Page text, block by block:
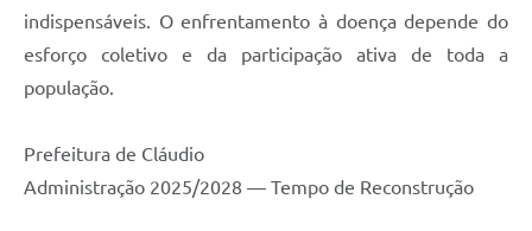
indispensáveis. O enfrentamento à doença depende do
esforço coletivo e da participação ativa de toda a
população.
Prefeitura de Cláudio
Administração 2025/2028 — Tempo de Reconstrução